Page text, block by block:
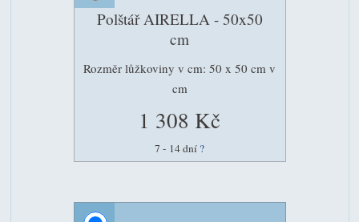
Polštář AIRELLA - 50x50
cm
Rozměr lůžkoviny v cm: 50 x 50 cm v
cm
1 308 Kč
7 - 14 dní ?